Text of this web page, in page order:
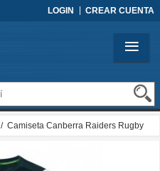
LOGIN CREAR CUENTA
/ Camiseta Canberra Raiders Rugby